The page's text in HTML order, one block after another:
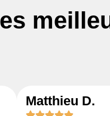
Matthieu D.